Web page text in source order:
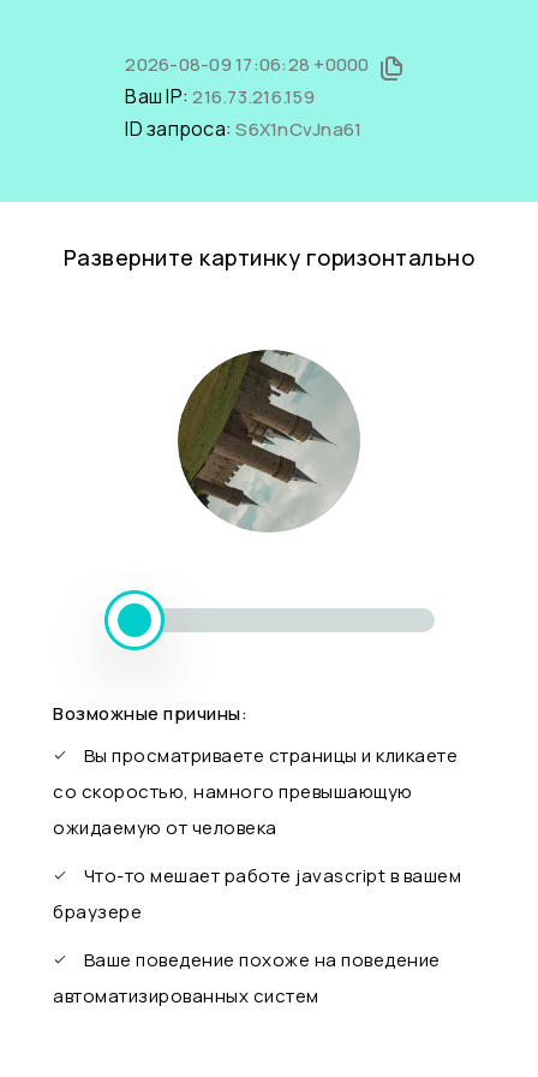
2026-08-09 17:06:28 +0000
Ваш IP:216.73.216.159
ID запроса:S6X1nCvJna61
Разверните картинку горизонтально
Возможные причины:
Вы просматриваете страницы и кликаете
со скоростью, намного превышающую
ожидаемую от человека
Что-то мешает работе javascript в вашем
браузере
Ваше поведение похоже на поведение
автоматизированных систем